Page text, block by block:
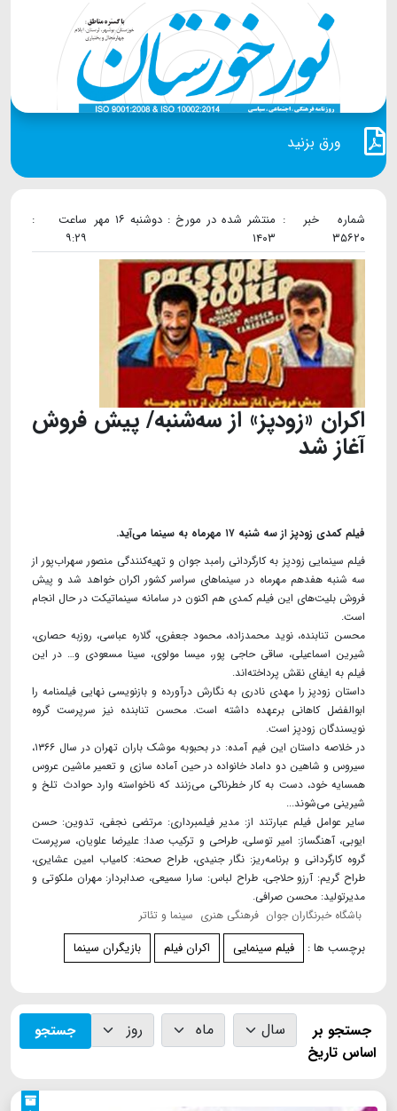
ورق بزنید
شماره خبر :
۳۵۶۲۰
منتشر شده در مورخ : دوشنبه ۱۶ مهر
۱۴۰۳
ساعت :
۹:۲۹
اکران «زودپز» از سه‌شنبه/ پیش فروش
آغاز شد
فیلم کمدی زودپز از سه شنبه ۱۷ مهرماه به سینما می‌آید.
فیلم سینمایی زودپز به کارگردانی رامبد جوان و تهیه‌کنندگى منصور سهراب‌پور از
سه شنبه هفدهم مهرماه در سینما‌های سراسر کشور اکران خواهد شد و پیش
فروش بلیت‌های این فیلم کمدی هم اکنون در سامانه سینماتیکت در حال انجام
است.
محسن تنابنده، نوید محمدزاده، محمود جعفری، گلاره عباسی، روزبه حصاری،
شیرین اسماعیلی، ساقی حاجی پور، میسا مولوی، سینا مسعودی و… در این
فیلم به ایفای نقش پرداخته‌اند.
داستان زودپز را مهدی نادری به نگارش درآورده و بازنویسی نهایی فیلمنامه را
ابوالفضل کاهانی برعهده داشته است. محسن تنابنده نیز سرپرست گروه
نویسندگان زودپز است.
در خلاصه داستان این فیم آمده: در بحبوبه موشک باران تهران در سال ۱۳۶۶،
سیروس و شاهین دو داماد خانواده در حین آماده سازی و تعمیر ماشین عروس
همسایه خود، دست به کار خطرناکی می‌زنند که ناخواسته وارد حوادث تلخ و
شیرینی می‌شوند...
سایر عوامل فیلم عبارتند از: مدیر فیلمبرداری: مرتضی نجفی، تدوین: حسن
ایوبی، آهنگساز: امیر توسلی، طراحی و ترکیب صدا: علیرضا علویان، سرپرست
گروه کارگردانی و برنامه‌ریز: نگار جنیدی، طراح صحنه: کامیاب امین عشایری،
طراح گریم: آرزو حلاجی، طراح لباس: سارا سمیعی، صدابردار: مهران ملکوتی و
مدیرتولید: محسن صرافی.
باشگاه خبرنگاران جوان فرهنگی هنری سینما و تئاتر
برچسب ها : فیلم سینمایی اکران فیلم بازیگران سینما
جستجو بر
اساس تاریخ
جستجو